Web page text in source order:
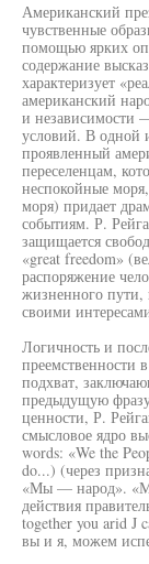
Американский
чувственные
помощью ярких
содержание
характеризует
американский
и независимости
условий. В одной
проявленный
переселенцам,
неспокойные
моря) придает
событиям. Р.
защищается
«great freedom»
распоряжение
жизненного пути,
своими
Логичность и
преемственности
подхват,
предыдущую
ценности, Р.
смысловое ядро
words: «We the
do...) (через
«Мы — народ».
действия
together you arid J
вы и я, можем